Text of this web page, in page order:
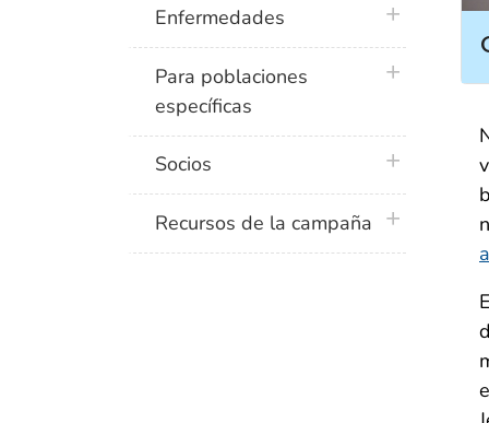
Enfermedades plus icon
Para poblaciones
específicas
plus icon
Socios plus icon
Recursos de la campaña plus icon